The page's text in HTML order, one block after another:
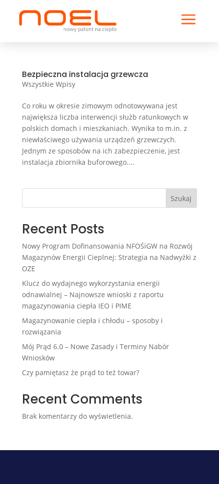
a
Bezpieczna instalacja grzewcza
Wszystkie Wpisy
Co roku w okresie zimowym odnotowywana jest
największa liczba interwencji służb ratunkowych w
polskich domach i mieszkaniach. Wynika to m.in. z
niewłaściwego używania urządzeń grzewczych.
Jednym ze sposobów na ich zabezpieczenie, jest
instalacja zbiornika buforowego....
Szukaj
Recent Posts
Nowy Program Dofinansowania NFOŚiGW na Rozwój
Magazynów Energii Cieplnej: Strategia na Nadwyżki z
OZE
Klucz do wydajnego wykorzystania energii
odnawialnej – Najnowsze wnioski z raportu
magazynowania ciepła IEO i PIME
Magazynowanie ciepła i chłodu – sposoby i
rozwiązania
Mój Prąd 6.0 – Nowe Zasady i Terminy Nabór
Wniosków
Czy pamiętasz że prąd to też towar?
Recent Comments
Brak komentarzy do wyświetlenia.